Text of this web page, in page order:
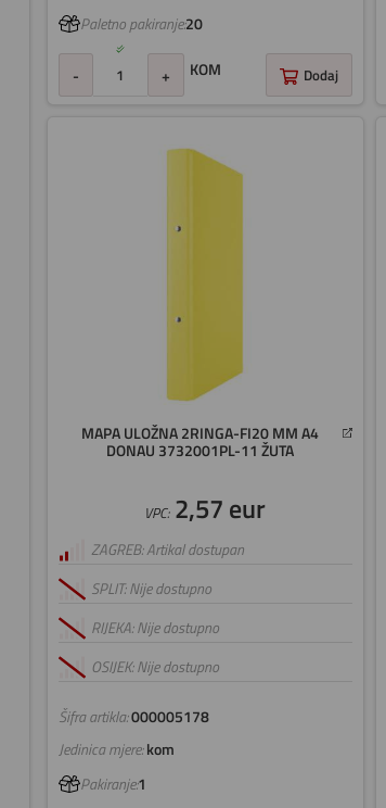
Paletno pakiranje:20
- + KOM Dodaj
MAPA ULOŽNA 2RINGA-FI20 MM A4
DONAU 3732001PL-11 ŽUTA
Šifra artikla:000005178
VPC:2,57 eur
ZAGREB: Artikal dostupan
SPLIT: Nije dostupno
RIJEKA: Nije dostupno
OSIJEK: Nije dostupno
Jedinica mjere: kom
Pakiranje:1